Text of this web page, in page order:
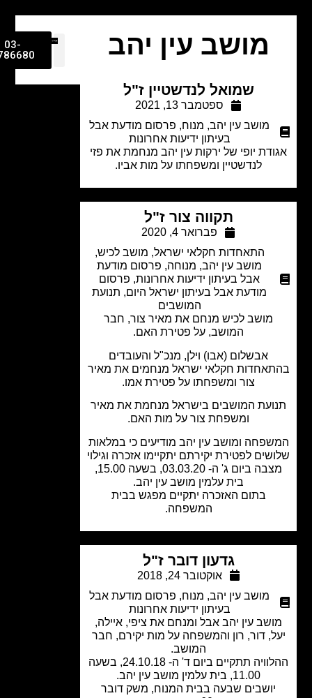
מושב עין יהב
שמואל לנדשטיין ז"ל
ספטמבר 13, 2021
מושב עין יהב,מנוח,פרסום מודעת אבל
בעיתון ידיעות אחרונות
יופי של ירקות עין יהב מנחמת את פזי
לנדשטיין ומשפחתו על מות אביו.
תקווה צור ז"ל
פברואר 4, 2020
התאחדות חקלאי ישראל, מושב לכיש,
מושב עין יהב,מנוחה, פרסום מודעת
אבל בעיתון ידיעות אחרונות,פרסום
מודעת אבל בעיתון ישראל היום,תנועת
המושבים
מושב לכיש מנחם את מאיר צור, חבר
המושב, על פטירת האם.
אבשלום (אבו) וילן, מנכ"ל והעובדים
חקלאי ישראל מנחמים את מאיר
צור ומשפחתו על פטירת אמו.
המושבים בישראל מנחמת את מאיר
ומשפחת צור על מות האם.
ומושב עין יהב מודיעים כי במלאות
לפטירת יקירתם יתקיימו אזכרה וגילוי
מצבה ביום ג' ה- 03.03.20, בשעה 15.00,
בית עלמין מושב עין יהב.
בתום האזכרה יתקיים מפגש בבית
המשפחה.
גדעון דובר ז"ל
אוקטובר 24, 2018
מושב עין יהב,מנוח,פרסום מודעת אבל
בעיתון ידיעות אחרונות
עין יהב אבל ומנחם את ציפי, איילה,
דור, רון והמשפחה על מות יקירם, חבר
ההלוויה תתקיים ביום ד' ה- 24.10.18, בשעה
יושבים שבעה בבית המנוח, משק דובר
03-
9786680